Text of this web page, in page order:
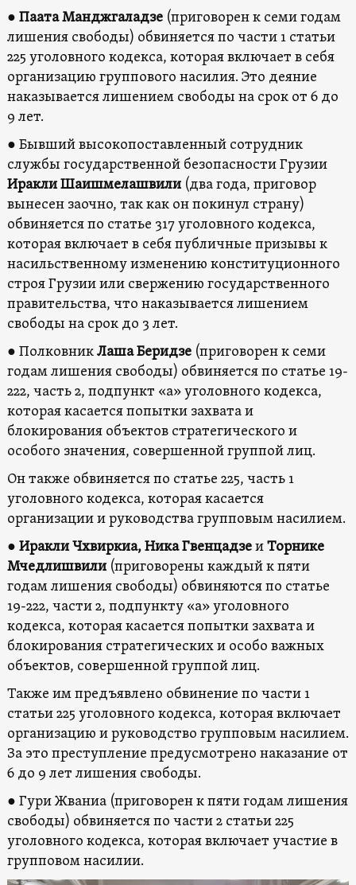
● Паата Манджгаладзе(приговорен к семи годам
лишения свободы) обвиняется по части 1 статьи
225 уголовного кодекса, которая включает в себя
организацию группового насилия. Это деяние
наказывается лишением свободы на срок от 6 до
9 лет.
● Бывший высокопоставленный сотрудник
службы государственной безопасности Грузии
Иракли Шаишмелашвили(два года, приговор
вынесен заочно, так как он покинул страну)
обвиняется по статье 317 уголовного кодекса,
которая включает в себя публичные призывы к
насильственному изменению конституционного
строя Грузии или свержению государственного
правительства, что наказывается лишением
свободы на срок до 3 лет.
● ПолковникЛаша Беридзе(приговорен к семи
годам лишения свободы) обвиняется по статье 19-
222, часть 2, подпункт «а» уголовного кодекса,
которая касается попытки захвата и
блокирования объектов стратегического и
особого значения, совершенной группой лиц.
Он также обвиняется по статье 225, часть 1
уголовного кодекса, которая касается
организации и руководства групповым насилием.
● Иракли Чхвиркиа, Ника ГвенцадзеиТорнике
Мчедлишвили(приговорены каждый к пяти
годам лишения свободы) обвиняются по статье
19-222, части 2, подпункту «а» уголовного
кодекса, которая касается попытки захвата и
блокирования стратегических и особо важных
объектов, совершенной группой лиц.
Также им предъявлено обвинение по части 1
статьи 225 уголовного кодекса, которая включает
организацию и руководство групповым насилием.
За это преступление предусмотрено наказание от
6 до 9 лет лишения свободы.
● Гури Жваниа (приговорен к пяти годам лишения
свободы) обвиняется по части 2 статьи 225
уголовного кодекса, которая включает участие в
групповом насилии.